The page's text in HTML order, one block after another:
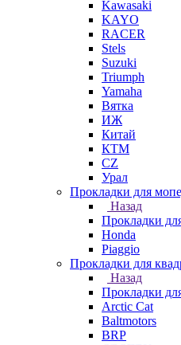
Kawasaki
KAYO
RACER
Stels
Suzuki
Triumph
Yamaha
Вятка
ИЖ
Китай
КТМ
СZ
Урал
Прокладки для
Назад
Прокладки
Honda
Piaggio
Прокладки для
Назад
Прокладки
Arctic Cat
Baltmotors
BRP